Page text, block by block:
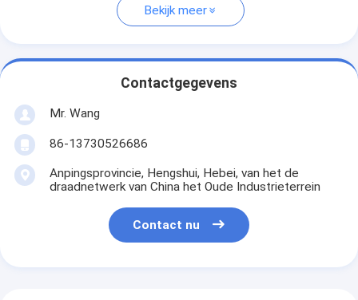
Bekijk meer
Contactgegevens
Mr. Wang
86-13730526686
Anpingsprovincie, Hengshui, Hebei, van het de
draadnetwerk van China het Oude Industrieterrein
Contact nu